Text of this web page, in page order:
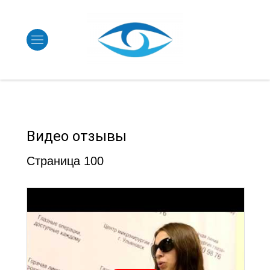
Видео отзывы
Страница 100